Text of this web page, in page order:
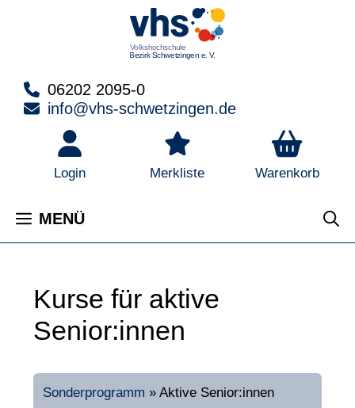
06202 2095-0
info@vhs-schwetzingen.de
Login Merkliste Warenkorb
MENÜ
Kurse für aktive
Senior:innen
Sonderprogramm » Aktive Senior:innen